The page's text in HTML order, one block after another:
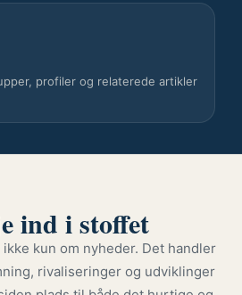
profiler og relaterede artikler
ind i stoffet
kun om nyheder. Det handler
rivaliseringer og udviklinger